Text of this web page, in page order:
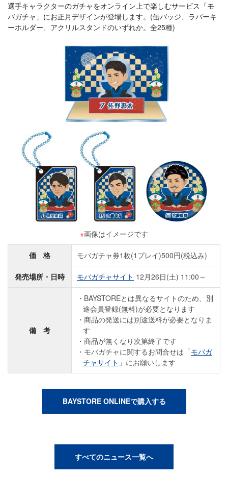
選手キャラクターのガチャをオンライン上で楽しむサービス「モ
バガチャ」にお正月デザインが登場します。(缶バッジ、ラバーキ
ーホルダー、アクリルスタンドのいずれか。全25種)
※画像はイメージです
価 格 モバガチャ券1枚(1プレイ)500円(税込み)
発売場所・日時 モバガチャサイト 12月26日(土) 11:00～
備 考
BAYSTOREとは異なるサイトのため、別
途会員登録(無料)が必要となります
商品の発送には別途送料が必要となりま
す
商品が無くなり次第終了です
モバガチャに関するお問合せは「モバガ
チャサイト 」にお願いします
BAYSTORE ONLINEで購入する
すべてのニュース一覧へ